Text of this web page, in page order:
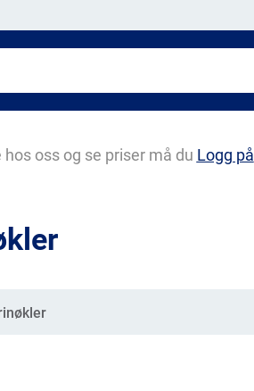
oss og se priser må du Logg på